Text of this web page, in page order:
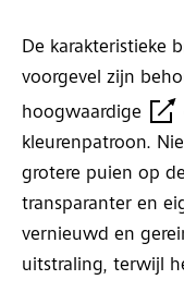
De karakteristieke
voorgevel zijn
hoogwaardige
kleurenpatroon.
grotere puien op
transparanter en
vernieuwd en
uitstraling, terwijl